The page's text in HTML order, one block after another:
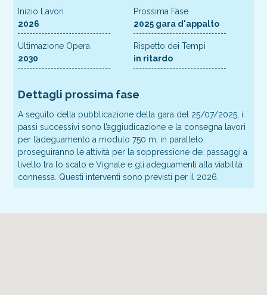
Inizio Lavori
2026
Prossima Fase
2025 gara d'appalto
Ultimazione Opera
2030
Rispetto dei Tempi
in ritardo
Dettagli prossima fase
A seguito della pubblicazione della gara del 25/07/2025, i
passi successivi sono l’aggiudicazione e la consegna lavori
per l’adeguamento a modulo 750 m; in parallelo
proseguiranno le attività per la soppressione dei passaggi a
livello tra lo scalo e Vignale e gli adeguamenti alla viabilità
connessa. Questi interventi sono previsti per il 2026.